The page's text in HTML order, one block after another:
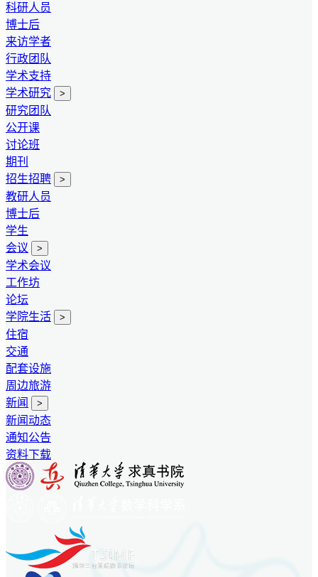
科研人员
博士后
来访学者
行政团队
学术支持
学术研究
>
研究团队
公开课
讨论班
期刊
招生招聘
>
教研人员
博士后
学生
会议
>
学术会议
工作坊
论坛
学院生活
>
住宿
交通
配套设施
周边旅游
新闻
>
新闻动态
通知公告
资料下载